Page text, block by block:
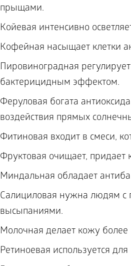
прыщами.
Койевая интенсивно
Кофейная насыщает клетки
Пировиноградная
бактерицидным эффектом.
Феруловая богата
воздействия прямых
Фитиновая входит в смеси,
Фруктовая очищает, придает
Миндальная обладает
Салициловая нужна людям с
высыпаниями.
Молочная делает кожу
Ретиноевая используется